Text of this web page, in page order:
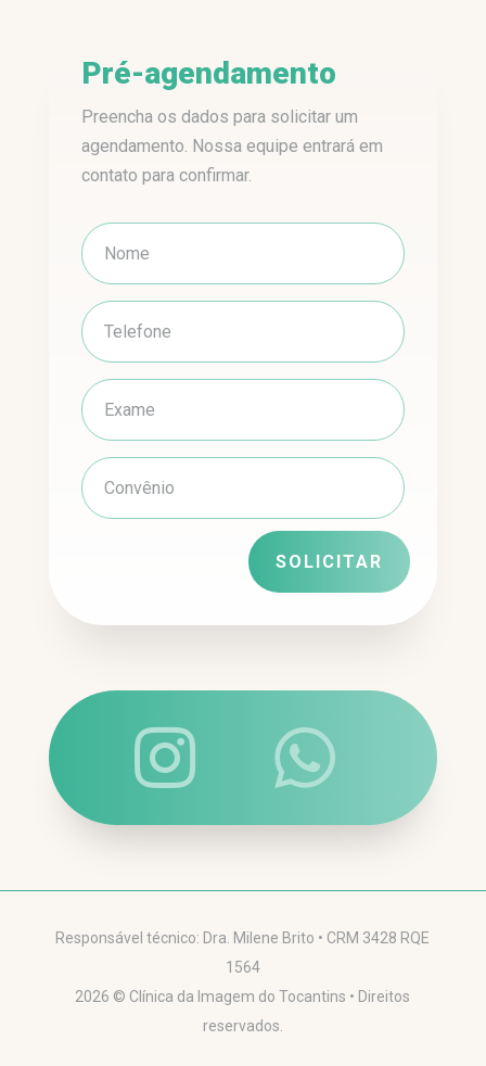
Pré-agendamento
Preencha os dados para solicitar um
agendamento. Nossa equipe entrará em
contato para confirmar.
SOLICITAR
 
Responsável técnico: Dra. Milene Brito • CRM 3428 RQE
1564
2026 © Clínica da Imagem do Tocantins • Direitos
reservados.